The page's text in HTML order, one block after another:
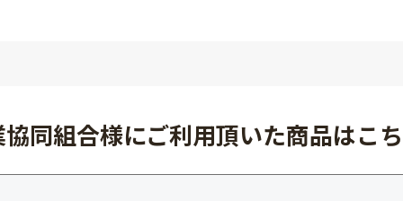
同組合様にご利用頂いた商品はこ